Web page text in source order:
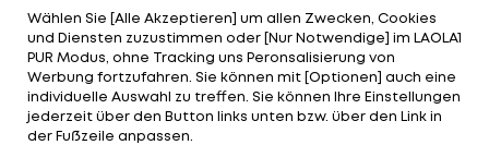
vor Roger Federer und Andy Murray an der Spitze.
David Ferrer überholt nach seinem Titelgewinn in
Kuala Lumpur seinen spanischen Landsmann
Rafael Nadal und ist Siebenter. Damit macht
Ferrer auch einen großen Schritt Richtung World-
Wählen Sie [Alle Akzeptieren] um allen Zwecken, Cookies
und Diensten zuzustimmen oder [Nur Notwendige] im LAOLA1
PUR Modus, ohne Tracking uns Peronsalisierung von
Werbung fortzufahren. Sie können mit [Optionen] auch eine
individuelle Auswahl zu treffen. Sie können Ihre Einstellungen
jederzeit über den Button links unten bzw. über den Link in
der Fußzeile anpassen.